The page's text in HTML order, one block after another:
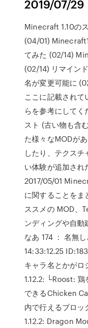
2019/07/29
Minecraft 1.10の
(04/01)
てみた (02/14)
(02/14) リマイン
名が変更可能に
ここに記載されて
らを参考にしてく
スト (古い物も含
た様々なMODが
したり、テクス
い体験が追加され
2017/05/01
に関することをま
ススメの MOD、
ンディングや自動
なあ 174 ： 名無
14:33:12.25
キャラ名とかがロ
1.12.2: └Roost: 鶏
できるChicken
内で行えるブロ
1.12.2: Dragon